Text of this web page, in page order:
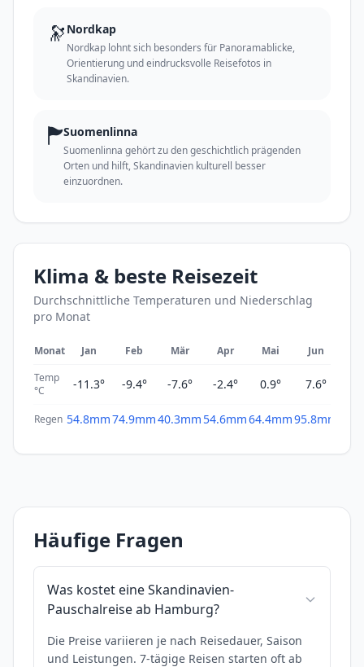
🔭 Nordkap
Nordkap lohnt sich besonders für Panoramablicke,
Orientierung und eindrucksvolle Reisefotos in
Skandinavien.
🏲Suomenlinna
Suomenlinna gehört zu den geschichtlich prägenden
Orten und hilft, Skandinavien kulturell besser
einzuordnen.
Klima & beste Reisezeit
Durchschnittliche Temperaturen und Niederschlag
pro Monat
Monat Jan Feb Mär Apr Mai Jun
Temp
°C
-11.3° -9.4° -7.6° -2.4° 0.9° 7.6°
Regen 54.8mm74.9mm40.3mm 54.6mm64.4mm95.8mm
Häufige Fragen
Was kostet eine Skandinavien-
Pauschalreise ab Hamburg?
Die Preise variieren je nach Reisedauer, Saison
und Leistungen. 7-tägige Reisen starten oft ab